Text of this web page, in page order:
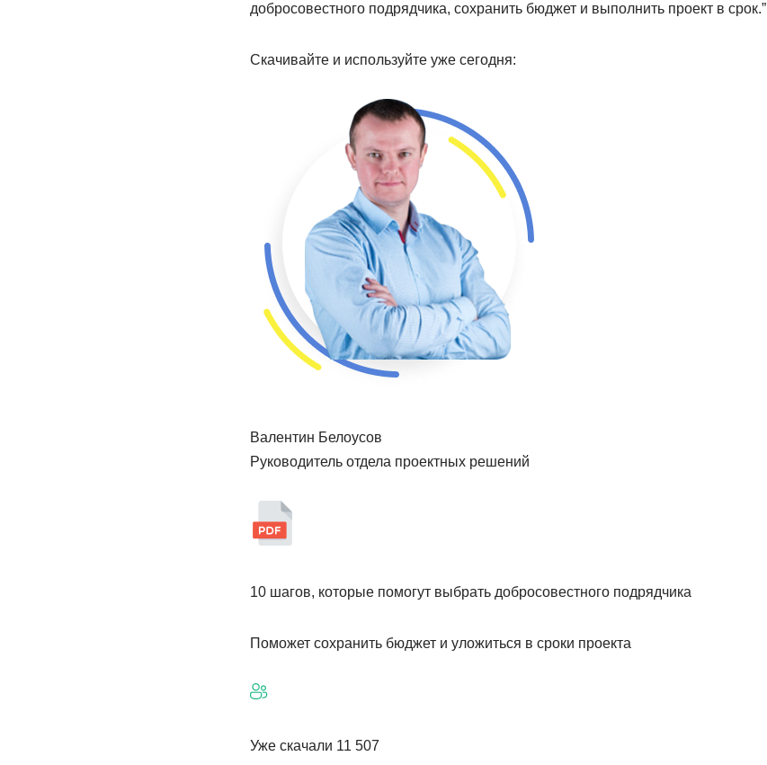
добросовестного подрядчика, сохранить бюджет и выполнить проект в срок.”
Скачивайте и используйте уже сегодня:
Валентин Белоусов
Руководитель отдела проектных решений
10 шагов, которые помогут выбрать добросовестного подрядчика
Поможет сохранить бюджет и уложиться в сроки проекта
Уже скачали 11 507